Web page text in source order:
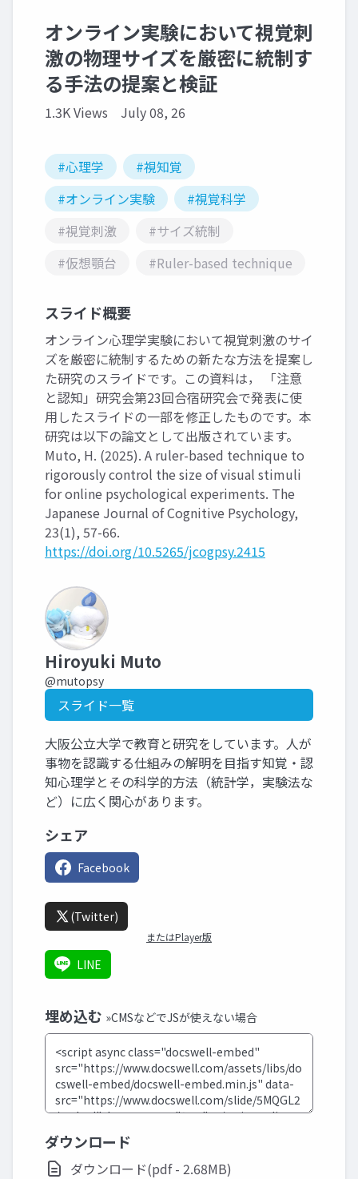
オンライン実験において視覚刺
激の物理サイズを厳密に統制す
る手法の提案と検証
1.3K Views July 08, 26
#心理学
#視知覚
#オンライン実験
#視覚科学
#視覚刺激
#サイズ統制
#仮想顎台
#Ruler-based technique
スライド概要
オンライン心理学実験において視覚刺激のサイ
ズを厳密に統制するための新たな方法を提案し
た研究のスライドです。この資料は， 「注意
と認知」研究会第23回合宿研究会で発表に使
用したスライドの一部を修正したものです。本
研究は以下の論文として出版されています。
Muto, H. (2025). A ruler-based technique to
rigorously control the size of visual stimuli
for online psychological experiments. The
Japanese Journal of Cognitive Psychology,
23(1), 57-66.
https://doi.org/10.5265/jcogpsy.2415
Hiroyuki Muto
@mutopsy
スライド一覧
大阪公立大学で教育と研究をしています。人が
事物を認識する仕組みの解明を目指す知覚・認
知心理学とその科学的方法（統計学，実験法な
ど）に広く関心があります。
シェア
Facebook
(Twitter)
またはPlayer版
LINE
埋め込む »CMSなどでJSが使えない場合
ダウンロード
ダウンロード(pdf - 2.68MB)